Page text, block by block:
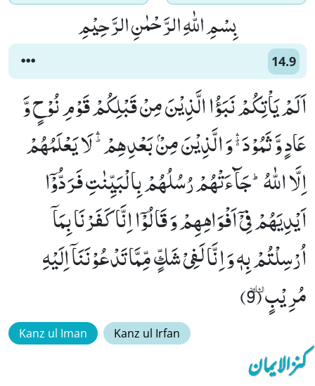
بِسْمِ اللّٰهِ الرَّحْمٰنِ الرَّحِیْمِ
14.9
اَلَمْ یَاْتِكُمْ نَبَؤُا الَّذِیْنَ مِنْ قَبْلِكُمْ قَوْمِ نُوْحٍ وَّ
عَادٍ وَّ ثَمُوْدَ ﲣ وَ الَّذِیْنَ مِنْۢ بَعْدِهِمْ ﳍ لَا یَعْلَمُهُمْ
اِلَّا اللّٰهُؕ-جَآءَتْهُمْ رُسُلُهُمْ بِالْبَیِّنٰتِ فَرَدُّوْۤا
اَیْدِیَهُمْ فِیْۤ اَفْوَاهِهِمْ وَ قَالُوْۤا اِنَّا كَفَرْنَا بِمَاۤ
اُرْسِلْتُمْ بِهٖ وَ اِنَّا لَفِیْ شَكٍّ مِّمَّا تَدْعُوْنَنَاۤ اِلَیْهِ
مُرِیْبٍٝ (9)
Kanz ul Iman Kanz ul Irfan
کنزالایمان